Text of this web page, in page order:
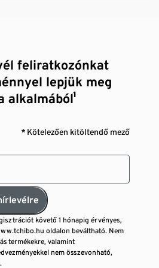
feliratkozónkat
lepjük meg
alkalmából¹
* Kötelezően kitöltendő mező
követő 1 hónapig érvényes,
oldalon beváltható. Nem
termékekre, valamint
nem összevonható,